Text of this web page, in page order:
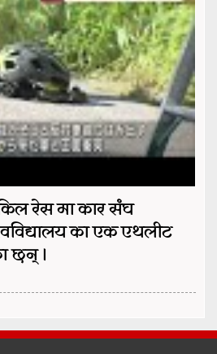
रेस मा कार संघ
का एक एथलीट
छन् ।